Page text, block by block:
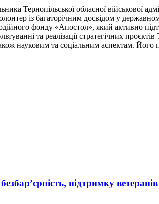
Тернопільської обласної військової
із багаторічним досвідом у
фонду «Апостол», який активно
та реалізації стратегічних
науковим та соціальним аспектам.
підтримку